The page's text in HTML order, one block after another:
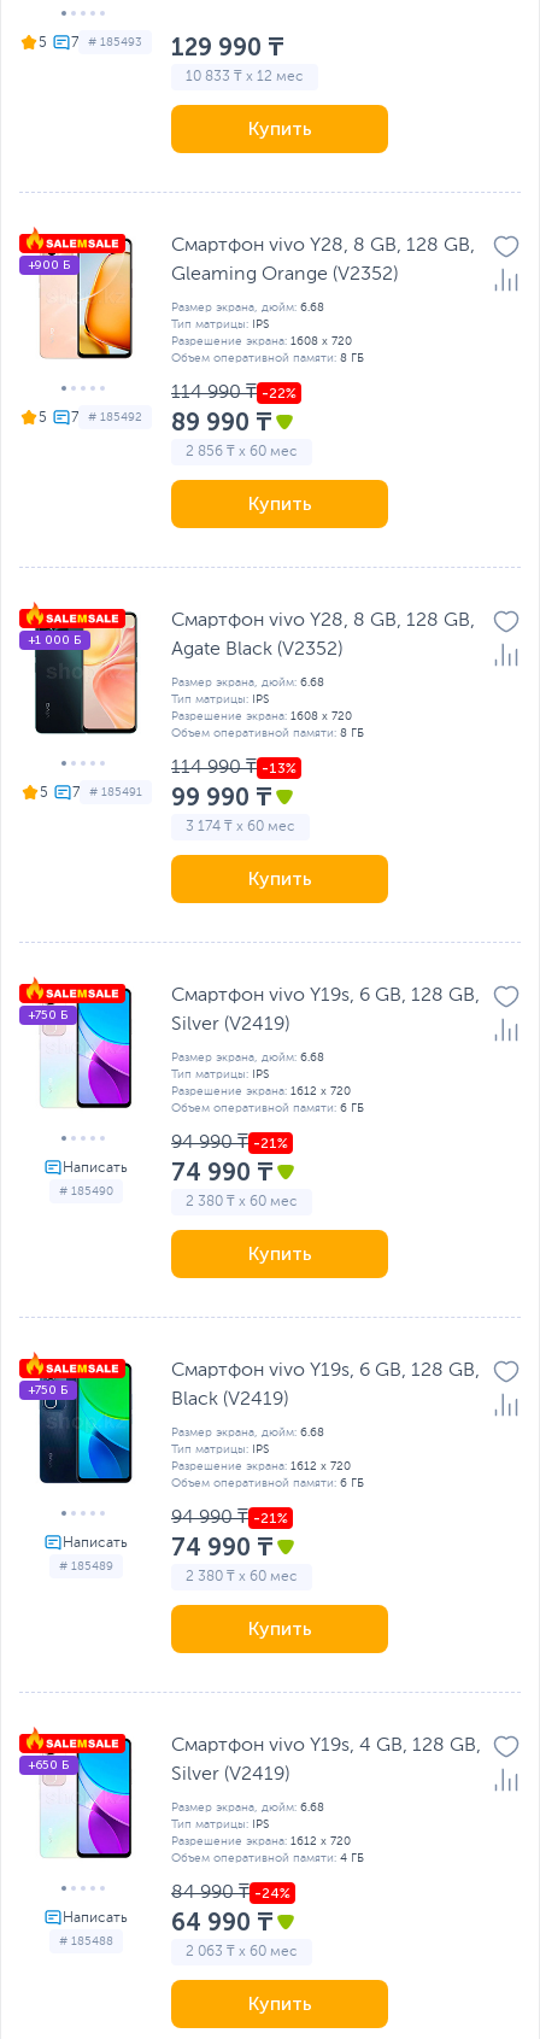
5 # 185493 129 990 ₸
10 833 ₸ x 12 мес
Купить
5 # 185492
+900 Б
Смартфон vivo Y28, 8 GB, 128 GB,
Gleaming Orange (V2352)
Размер экрана, дюйм: 6.68
Тип матрицы:
IPS
Разрешение экрана: 1608 x 720
Объем оперативной памяти: 8 ГБ
114 990 ₸
89 990 ₸
2 856 ₸ x 60 мес
Купить
5 # 185491
+1 000 Б
Смартфон vivo Y28, 8 GB, 128 GB,
Agate Black (V2352)
Размер экрана, дюйм: 6.68
Тип матрицы:
IPS
Разрешение экрана: 1608 x 720
Объем оперативной памяти: 8 ГБ
114 990 ₸
99 990 ₸
3 174 ₸ x 60 мес
Купить
# 185490
+750 Б
Смартфон vivo Y19s, 6 GB, 128 GB,
Silver (V2419)
Размер экрана, дюйм: 6.68
Тип матрицы:
IPS
Разрешение экрана: 1612 x 720
Объем оперативной памяти: 6 ГБ
94 990 ₸
74 990 ₸
2 380 ₸ x 60 мес
Купить
# 185489
+750 Б
Смартфон vivo Y19s, 6 GB, 128 GB,
Black (V2419)
Размер экрана, дюйм: 6.68
Тип матрицы:
IPS
Разрешение экрана: 1612 x 720
Объем оперативной памяти: 6 ГБ
94 990 ₸
74 990 ₸
2 380 ₸ x 60 мес
Купить
# 185488
+650 Б
Смартфон vivo Y19s, 4 GB, 128 GB,
Silver (V2419)
Размер экрана, дюйм: 6.68
Тип матрицы:
IPS
Разрешение экрана: 1612 x 720
Объем оперативной памяти: 4 ГБ
84 990 ₸
64 990 ₸
2 063 ₸ x 60 мес
Купить